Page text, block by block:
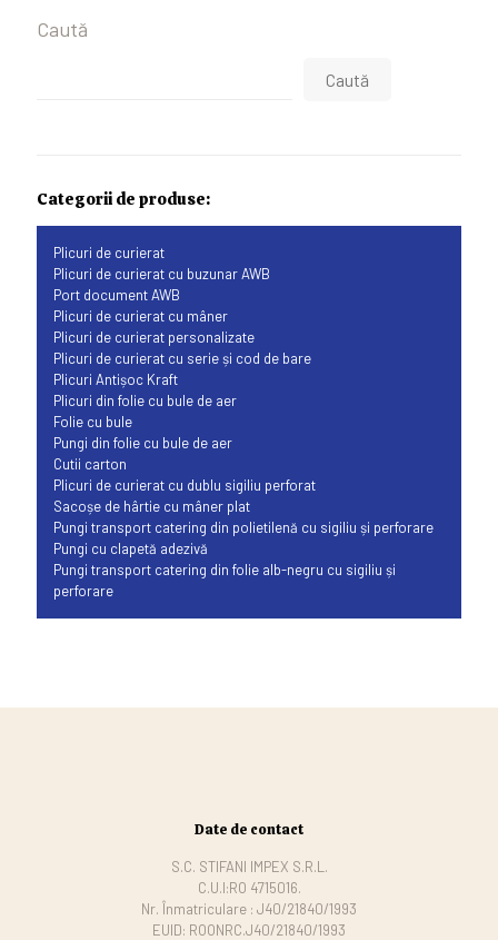
Caută
Caută
Categorii de produse:
Plicuri de curierat
Plicuri de curierat cu buzunar AWB
Port document AWB
Plicuri de curierat cu mâner
Plicuri de curierat personalizate
Plicuri de curierat cu serie și cod de bare
Plicuri Antișoc Kraft
Plicuri din folie cu bule de aer
Folie cu bule
Pungi din folie cu bule de aer
Cutii carton
Plicuri de curierat cu dublu sigiliu perforat
Sacoșe de hârtie cu mâner plat
Pungi transport catering din polietilenă cu sigiliu și perforare
Pungi cu clapetă adezivă
Pungi transport catering din folie alb-negru cu sigiliu și
perforare
Date de contact
S.C. STIFANI IMPEX S.R.L.
C.U.I:RO 4715016.
Nr. Înmatriculare : J40/21840/1993
EUID: ROONRC.J40/21840/1993